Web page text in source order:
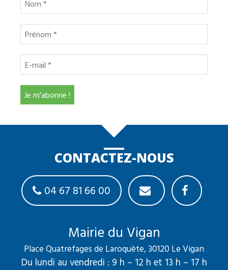
CONTACTEZ-NOUS
04 67 81 66 00
Mairie du Vigan
Place Quatrefages de Laroquète, 30120 Le Vigan
Du lundi au vendredi : 9 h – 12 h et 13 h – 17 h